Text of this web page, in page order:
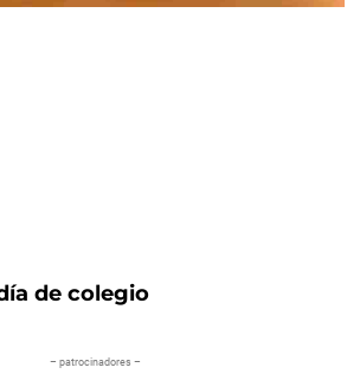
de colegio
– patrocinadores –